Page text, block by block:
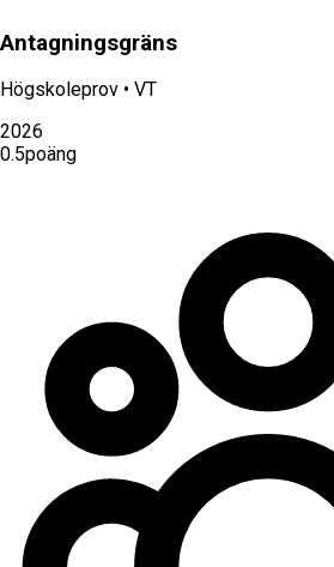
Antagningsgräns
Högskoleprov • VT
2026
0.5poäng